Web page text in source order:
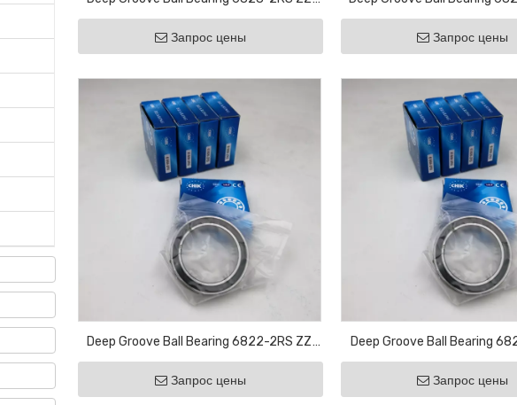
Motor Bearing Bicycle Bearing Agricultural
Bearing
Запрос цены
Motor Bearing Bicycle
Bearing
Запрос цены
Deep Groove Ball Bearing 6822-2RS ZZ
Motor Bearing Bicycle Bearing Agricultural
Bearing
Запрос цены
Deep Groove Ball Bearing
Motor Bearing Bicycle
Bearing
Запрос цены